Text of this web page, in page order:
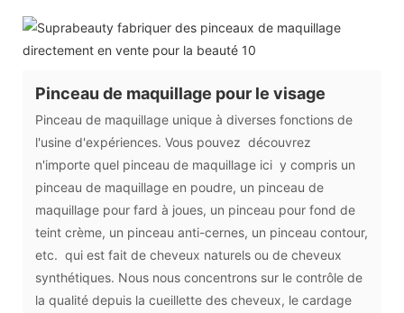
Pinceau de maquillage pour le visage
Pinceau de maquillage unique à diverses fonctions de
l'usine d'expériences. Vous pouvez découvrez
n'importe quel pinceau de maquillage ici y compris un
pinceau de maquillage en poudre, un pinceau de
maquillage pour fard à joues, un pinceau pour fond de
teint crème, un pinceau anti-cernes, un pinceau contour,
etc. qui est fait de cheveux naturels ou de cheveux
synthétiques. Nous nous concentrons sur le contrôle de
la qualité depuis la cueillette des cheveux, le cardage